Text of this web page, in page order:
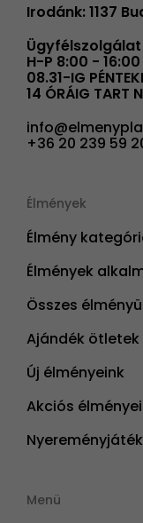
Irodánk: 1137
H-P 8:00 -
08.31-IG
14 ÓRÁIG TART
+36 20 239 59
Élmények
Élmény
Élmények
Összes
Ajándék ötletek
Új élményeink
Akciós
Nyereményjáték
Menü